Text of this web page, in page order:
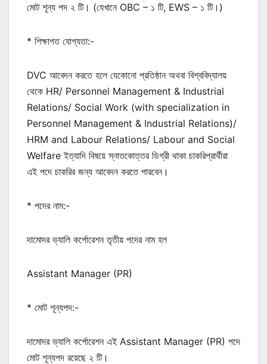
মোট শূন্য পদ ২ টি। (যেখানে OBC – ১ টি, EWS – ১ টি।)
* শিক্ষাগত যোগ্যতা:-
DVC আবেদন করতে হলে যেকোনো প্রতিষ্ঠান অথবা বিশ্ববিদ্যালয়
থেকে HR/ Personnel Management & Industrial
Relations/ Social Work (with specialization in
Personnel Management & Industrial Relations)/
HRM and Labour Relations/ Labour and Social
Welfare ইত্যাদি বিষয়ে স্নাতকোত্তর ডিগ্রী থাকা চাকরিপ্রার্থীরা
এই পদে চাকরির জন্য আবেদন করতে পারবেন।
* পদের নাম:-
দামোদর ভ্যালি কর্পোরেশন তৃতীয় পদের নাম হল
Assistant Manager (PR)
* মোট শূন্যপদ:-
দামোদর ভ্যালি কর্পোরেশন এই Assistant Manager (PR) পদে
মোট শূন্যপদ রয়েছে ২ টি।